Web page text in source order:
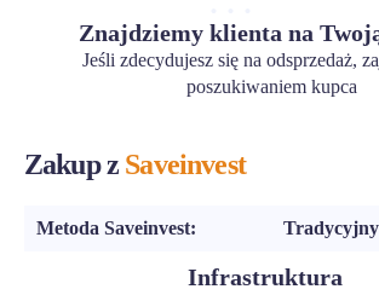
Znajdziemy klienta na
Jeśli zdecydujesz się na odsprzedaż,
poszukiwaniem kupca
Zakup z Saveinvest
Metoda Saveinvest:
Infrastruktura